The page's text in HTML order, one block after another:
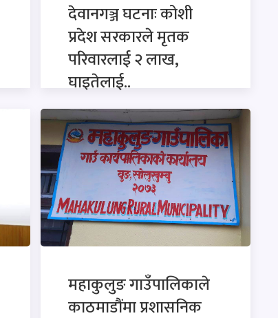
देवानगञ्ज घटनाः कोशी
प्रदेश सरकारले मृतक
परिवारलाई २ लाख,
घाइतेलाई..
महाकुलुङ गाउँपालिकाले
काठमाडौंमा प्रशासनिक